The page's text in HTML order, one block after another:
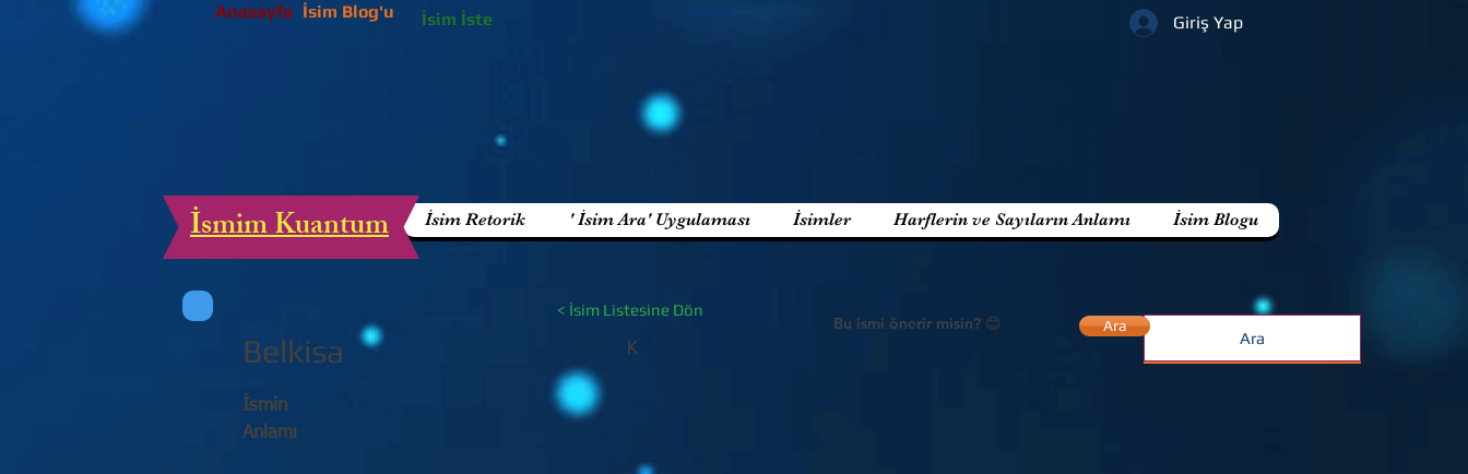
Anasayfa
Giriş Yap
İsim Blog'u İsim İste
İsim Retorik ' İsim Ara' Uygulaması İsimler Harflerin ve Sayıların Anlamı İsim Blogu
İsmim Kuantum
< İsim Listesine Dön
Belkisa K
Bu ismi önerir misin? 😊
İsmin
Anlamı
Ara